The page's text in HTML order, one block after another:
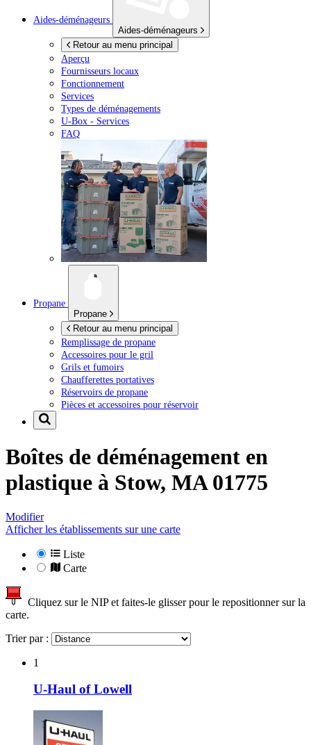
Aides-déménageurs
Aides-déménageurs
Retour au menu principal
Aperçu
Fournisseurs locaux
Fonctionnement
Services
Types de déménagements
U-Box - Services
FAQ
Propane
Propane
Retour au menu principal
Remplissage de propane
Accessoires pour le gril
Grils et fumoirs
Chaufferettes portatives
Réservoirs de propane
Pièces et accessoires pour réservoir
Boîtes de déménagement en
plastique à Stow, MA 01775
Modifier
Afficher les établissements sur une carte
Liste
Carte
Cliquez sur le NIP et faites-le glisser pour le repositionner sur la
carte.
Trier par :
1
U-Haul of Lowell